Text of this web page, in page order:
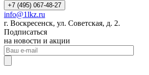
+7 (495) 067-48-27
info@1lkz.ru
г. Воскресенск, ул. Советская, д. 2.
Подписаться
на новости и акции